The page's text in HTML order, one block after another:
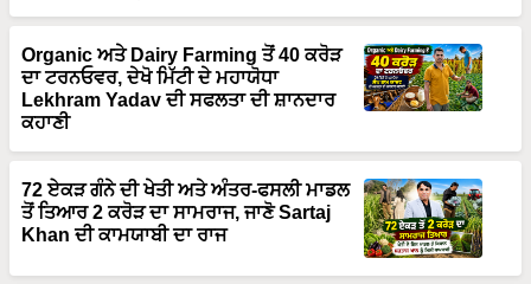
Organic ਅਤੇ Dairy Farming ਤੋਂ 40 ਕਰੋੜ
ਦਾ ਟਰਨਓਵਰ, ਦੇਖੋ ਮਿੱਟੀ ਦੇ ਮਹਾਯੋਧਾ
Lekhram Yadav ਦੀ ਸਫਲਤਾ ਦੀ ਸ਼ਾਨਦਾਰ
ਕਹਾਣੀ
72 ਏਕੜ ਗੰਨੇ ਦੀ ਖੇਤੀ ਅਤੇ ਅੰਤਰ-ਫਸਲੀ ਮਾਡਲ
ਤੋਂ ਤਿਆਰ 2 ਕਰੋੜ ਦਾ ਸਾਮਰਾਜ, ਜਾਣੋ Sartaj
Khan ਦੀ ਕਾਮਯਾਬੀ ਦਾ ਰਾਜ